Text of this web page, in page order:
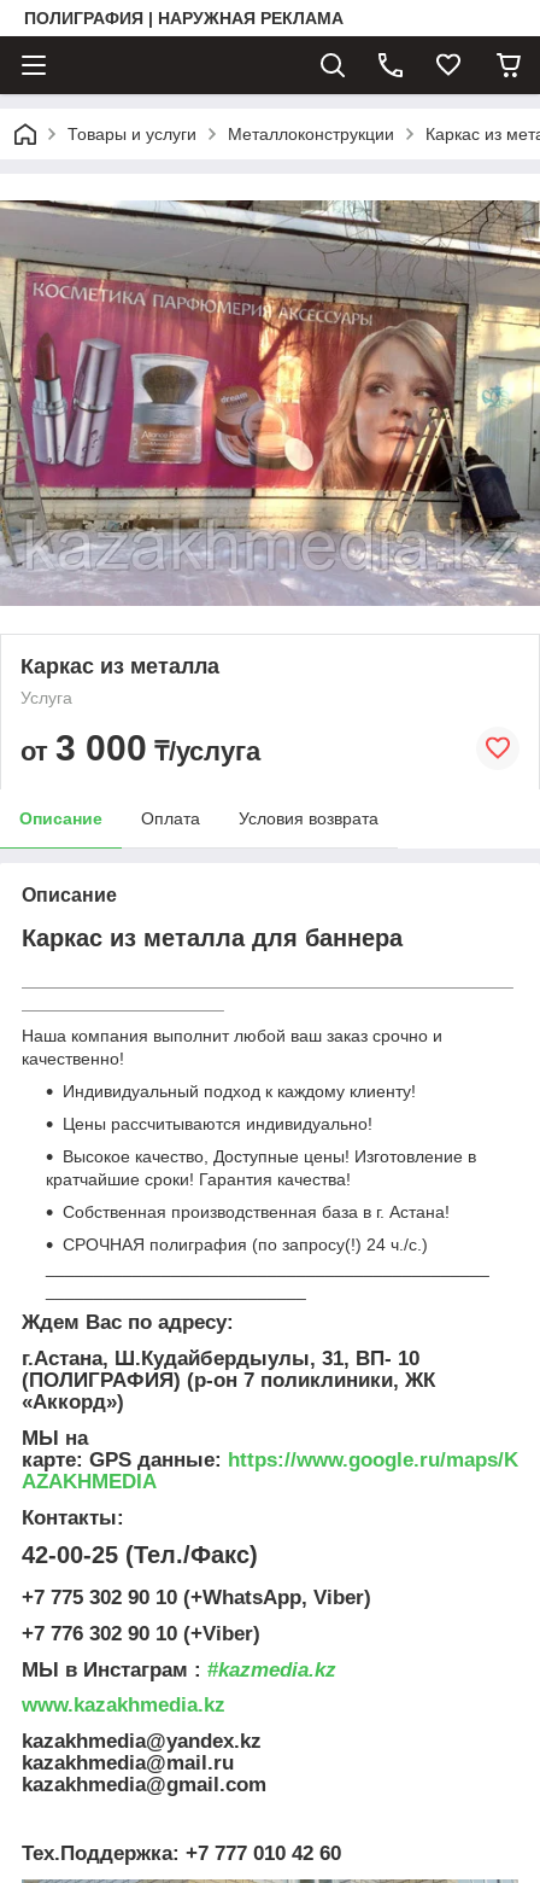
ПОЛИГРАФИЯ | НАРУЖНАЯ РЕКЛАМА
Товары и услуги Металлоконструкции Каркас из
Каркас из металла
Услуга
от 3 000 ₸/услуга
Описание Оплата Условия возврата
Описание
Каркас из металла для баннера
Наша компания выполнит любой ваш заказ срочно и
качественно!
Индивидуальный подход к каждому клиенту!
Цены рассчитываются индивидуально!
Высокое качество, Доступные цены! Изготовление в
кратчайшие сроки! Гарантия качества!
Собственная производственная база в г. Астана!
СРОЧНАЯ полиграфия (по запросу(!) 24 ч./с.)
Ждем Вас по адресу:
г.Астана, Ш.Кудайбердыулы, 31, ВП- 10
(ПОЛИГРАФИЯ) (р-он 7 поликлиники, ЖК
«Аккорд»)
МЫ на
карте: GPS данные: https://www.google.ru/maps/K
AZAKHMEDIA
Контакты:
42-00-25 (Тел./Факс)
+7 775 302 90 10 (+WhatsApp, Viber)
+7 776 302 90 10 (+Viber)
МЫ в Инстаграм : #kazmedia.kz
www.kazakhmedia.kz
kazakhmedia@yandex.kz
kazakhmedia@mail.ru
kazakhmedia@gmail.com
Тех.Поддержка: +7 777 010 42 60